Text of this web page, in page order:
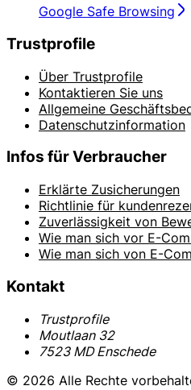
Google Safe Browsing
Trustprofile
Über Trustprofile
Kontaktieren Sie uns
Allgemeine
Datenschutzinformation
Infos für Verbraucher
Erklärte Zusicherungen
Richtlinie für
Zuverlässigkeit von
Wie man sich vor E-
Wie man sich von E-
Kontakt
Trustprofile
Moutlaan 32
7523 MD Enschede
© 2026 Alle Rechte